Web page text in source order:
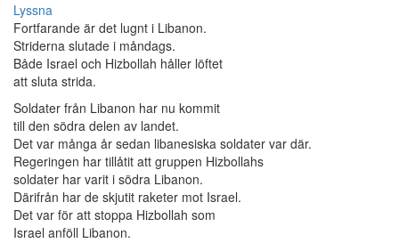
Lyssna
Fortfarande är det lugnt i Libanon.
Striderna slutade i måndags.
Både Israel och Hizbollah håller löftet
att sluta strida.
Soldater från Libanon har nu kommit
till den södra delen av landet.
Det var många år sedan libanesiska soldater var där.
Regeringen har tillåtit att gruppen Hizbollahs
soldater har varit i södra Libanon.
Därifrån har de skjutit raketer mot Israel.
Det var för att stoppa Hizbollah som
Israel anföll Libanon.